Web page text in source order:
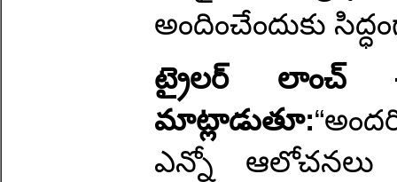
అందించేందుకు
ట్రైలర్ లాంచ్
మాట్లాడుతూ:
ఎన్నో